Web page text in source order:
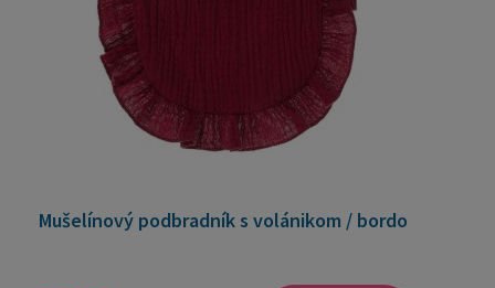
Mušelínový podbradník s volánikom / bordo